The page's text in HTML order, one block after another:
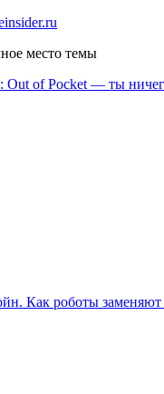
место темы
Out of Pocket — ты
Как роботы